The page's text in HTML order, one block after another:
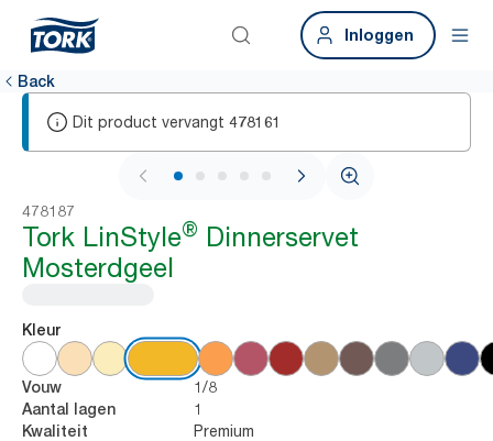
Inloggen
Back
Dit product vervangt 478161
1 / 6
478187
Tork LinStyle® Dinnerservet
Mosterdgeel
Kleur
Vouw 1/8
Aantal lagen 1
Kwaliteit
Premium